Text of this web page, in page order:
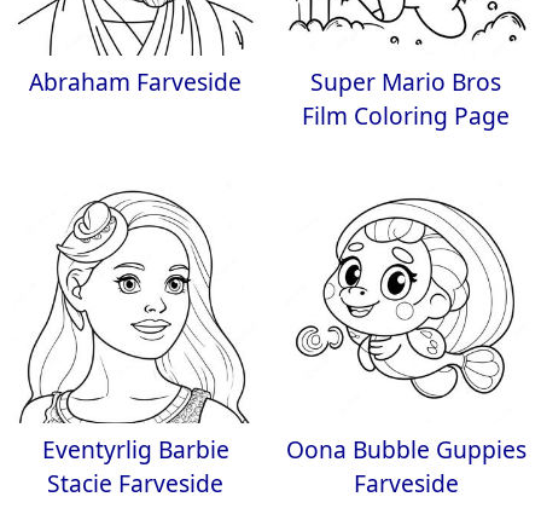
Abraham Farveside
Super Mario Bros
Film Coloring Page
Eventyrlig Barbie
Stacie Farveside
Oona Bubble Guppies
Farveside